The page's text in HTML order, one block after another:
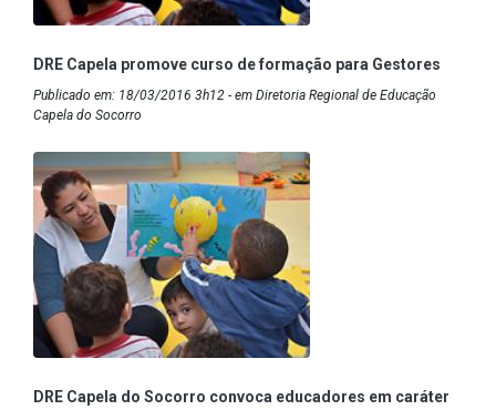
DRE Capela promove curso de formação para Gestores
Publicado em: 18/03/2016 3h12 - em Diretoria Regional de Educação
Capela do Socorro
DRE Capela do Socorro convoca educadores em caráter